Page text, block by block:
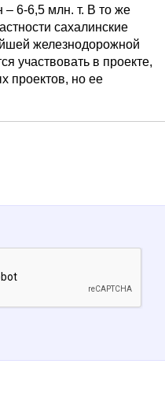
6-6,5 млн. т. В то же
сахалинские
железнодорожной
участвовать в проекте,
проектов, но ее